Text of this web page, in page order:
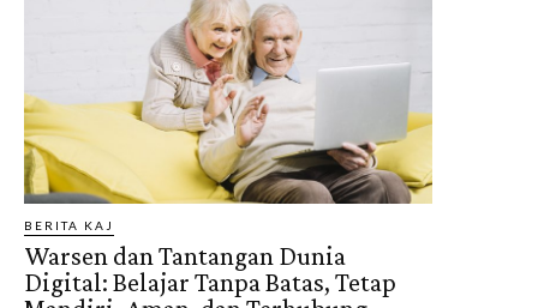
BERITA KAJ
Warsen dan Tantangan Dunia
Digital: Belajar Tanpa Batas, Tetap